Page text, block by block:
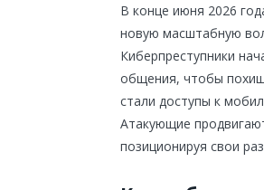
В конце июня 2026
новую масштабную
Киберпреступники
общения, чтобы
стали доступы к
Атакующие
позиционируя свои